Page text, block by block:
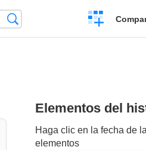
Crear
una
Elementos del
Haga clic en la fecha de
elementos